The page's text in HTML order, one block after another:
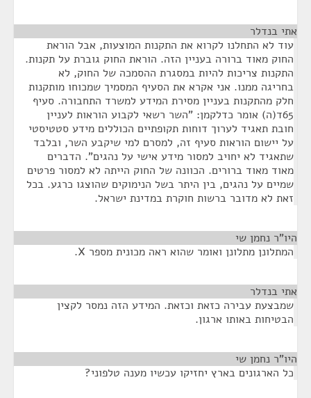
אתי בנדלר
עוד לא התחלנו לקרוא את התקנות המוצעות, אבל הוראת
החוק מאוד ברורה בעניין הזה. הוראת החוק גוברת על תקנות.
התקנות צריכות להיות במסגרת ההסמכה של החוק, לא
בחריגה ממנו. אני אקרא את הסעיף המסמיך שמכוחו מותקנות
חלק מהתקנות בעניין מסירת המידע למשרד התחבורה. סעיף
65ד(ה) אומר כדלקמן: "השר רשאי לקבוע הוראות לעניין
חובת תאגיד לערוך דוחות תקופתיים הכוללים מידע סטטיסטי
על יישום הוראות סעיף זה, למסרם למי שיקבע השר, ובלבד
שתאגיד לא יחויב למסור מידע אישי על נהגים". הדברים
מאוד מאוד ברורים. הכוונה של החוק הייתה לא למסור פרטים
שמיים על נהגים, בין היתר בשל הנימוקים שהוצגו כרגע. בכל
זאת לא מדובר ברשות חוקרת במדינת ישראל.
היו"ר נחמן שי
המתלונן מתלונן ואומר שהוא ראה מכונית מספר X.
אתי בנדלר
שמבצעת עבירה כזאת וכזאת. המידע הזה נמסר לקצין
הבטיחות באותו ארגון.
היו"ר נחמן שי
כל הארגונים בארץ יחזיקו עכשיו מענה טלפוני?